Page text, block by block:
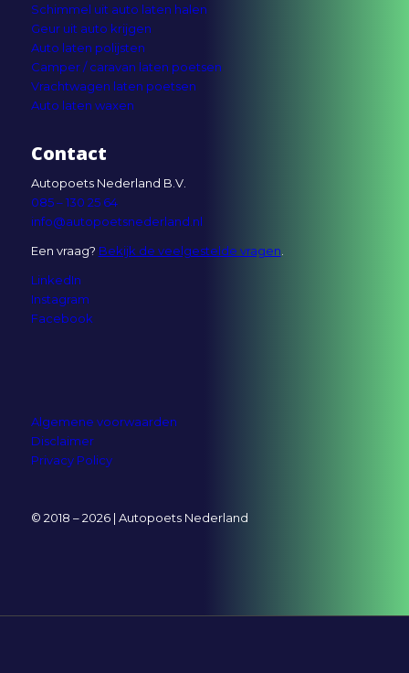
Schimmel uit auto laten halen
Geur uit auto krijgen
Auto laten polijsten
Camper / caravan laten poetsen
Vrachtwagen laten poetsen
Auto laten waxen
Contact
Autopoets Nederland B.V.
085 – 130 25 64
info@autopoetsnederland.nl
Een vraag? Bekijk de veelgestelde vragen
LinkedIn
Instagram
Facebook
© 2018 – 2026 | Autopoets Nederland
Algemene voorwaarden
Disclaimer
Privacy Policy